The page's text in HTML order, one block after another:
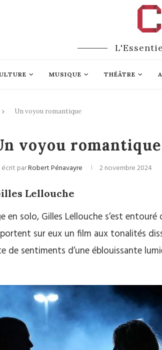
MUSIQUE THÉÂTRE
Un voyou romantique
voyou romantique
écrit parRobert Pénavayre 2 novembre 2024
Lellouche
solo, Gilles Lellouche s’est entouré
sur eux un film aux tonalités
de sentiments d’une éblouissante